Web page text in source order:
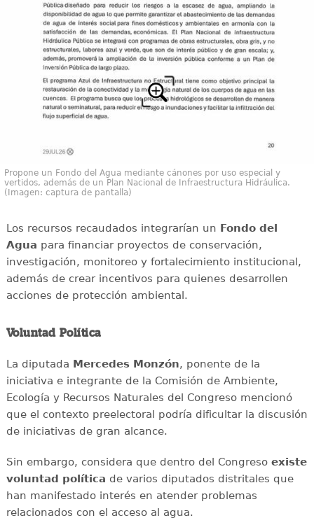
Propone un Fondo del Agua mediante cánones por uso especial y
vertidos, además de un Plan Nacional de Infraestructura Hidráulica.
(Imagen: captura de pantalla)
Los recursos recaudados integrarían un Fondo del
Agua para financiar proyectos de conservación,
investigación, monitoreo y fortalecimiento institucional,
además de crear incentivos para quienes desarrollen
acciones de protección ambiental.
Voluntad Política
La diputada Mercedes Monzón, ponente de la
iniciativa e integrante de la Comisión de Ambiente,
Ecología y Recursos Naturales del Congreso mencionó
que el contexto preelectoral podría dificultar la discusión
de iniciativas de gran alcance.
Sin embargo, considera que dentro del Congreso existe
voluntad política de varios diputados distritales que
han manifestado interés en atender problemas
relacionados con el acceso al agua.